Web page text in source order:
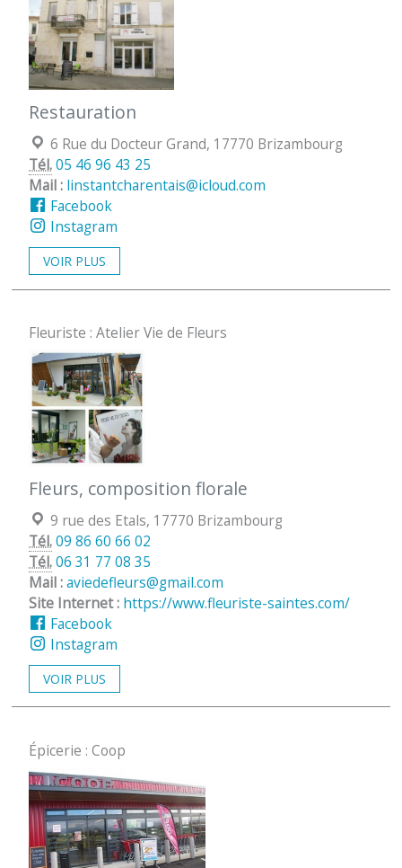
Restauration
Localisation :
6 Rue du Docteur Grand, 17770 Brizambourg
Tél.05 46 96 43 25
Mail : linstantcharentais@icloud.com
Facebook
Instagram
VOIR PLUS
Fleuriste : Atelier Vie de Fleurs
Fleurs, composition florale
Localisation :
9 rue des Etals, 17770 Brizambourg
Tél.09 86 60 66 02
Tél.06 31 77 08 35
Mail :aviedefleurs@gmail.com
Site Internet : https://www.fleuriste-saintes.com/
Facebook
Instagram
VOIR PLUS
Épicerie : Coop